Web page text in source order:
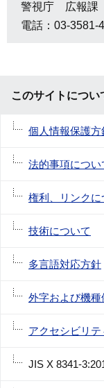
警視庁 広報課
電話：03-3581-
このサイトについ
個人情報保護方
法的事項につい
権利、リンクに
技術について
多言語対応方針
外字および機
アクセシビリ
JIS X 8341-